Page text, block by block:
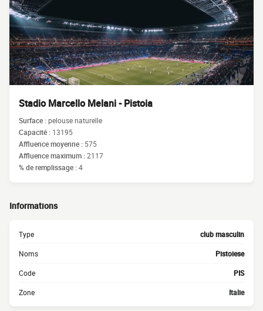
Stadio Marcello Melani - Pistoia
Surface :pelouse naturelle
Capacité : 13195
Affluence moyenne : 575
Affluence maximum :2117
% de remplissage :4
Informations
Type club masculin
Noms Pistoiese
Code PIS
Zone Italie